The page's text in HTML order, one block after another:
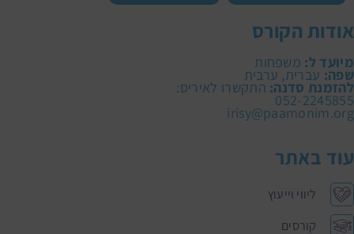
אודות הקורס
מיועד ל: משפחות
שפה: עברית, ערבית
להזמנת סדנה: התקשרו לאיריס:
052-2245855
irisy@paamonim.org
עוד באתר
ליווי וייעוץ
קורסים